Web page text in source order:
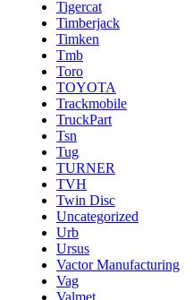
Tigercat
Timberjack
Timken
Tmb
Toro
TOYOTA
Trackmobile
TruckPart
Tsn
Tug
TURNER
TVH
Twin Disc
Uncategorized
Urb
Ursus
Vactor Manufacturing
Vag
Valmet